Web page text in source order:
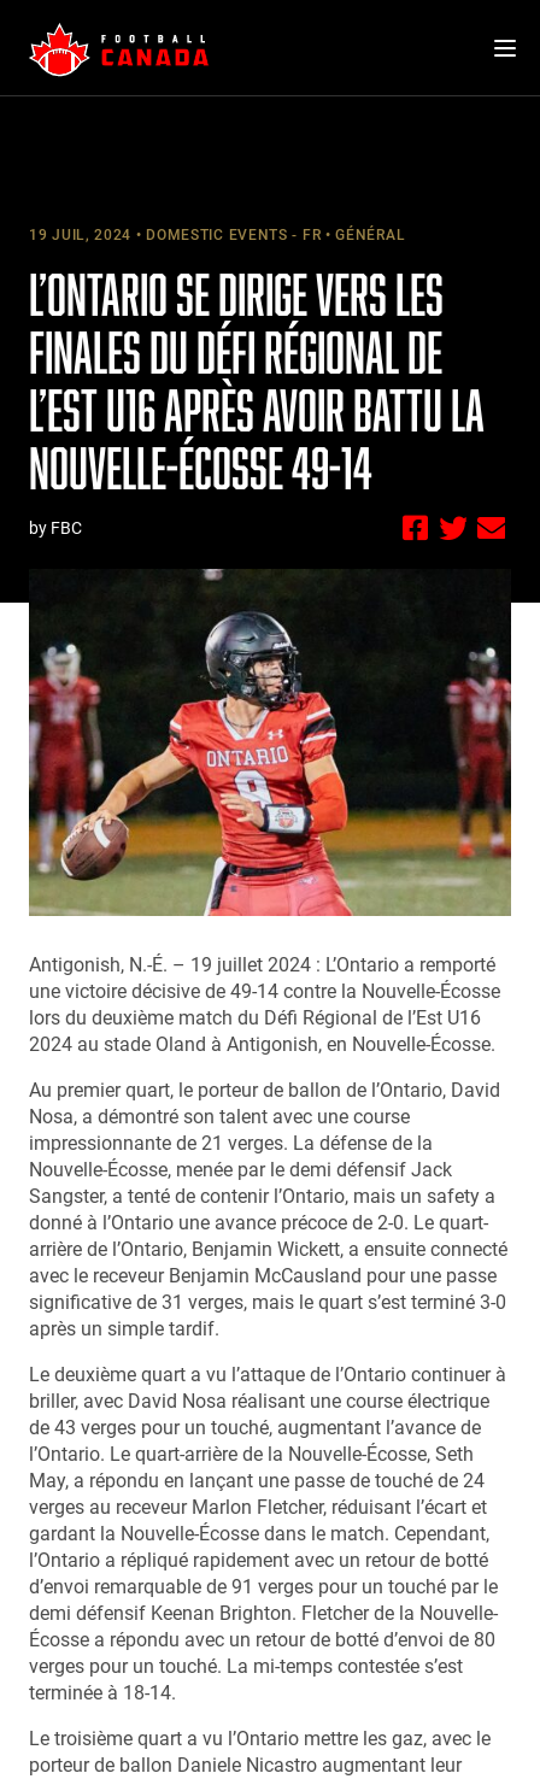
content
19 JUIL, 2024 DOMESTIC EVENTS - FR GÉNÉRAL
L’ONTARIO SE DIRIGE VERS LES
FINALES DU DÉFI RÉGIONAL DE
L’EST U16 APRÈS AVOIR BATTU LA
NOUVELLE-ÉCOSSE 49-14
by FBC
Antigonish, N.-É. – 19 juillet 2024 : L’Ontario a remporté
une victoire décisive de 49-14 contre la Nouvelle-Écosse
lors du deuxième match du Défi Régional de l’Est U16
2024 au stade Oland à Antigonish, en Nouvelle-Écosse.
Au premier quart, le porteur de ballon de l’Ontario, David
Nosa, a démontré son talent avec une course
impressionnante de 21 verges. La défense de la
Nouvelle-Écosse, menée par le demi défensif Jack
Sangster, a tenté de contenir l’Ontario, mais un safety a
donné à l’Ontario une avance précoce de 2-0. Le quart-
arrière de l’Ontario, Benjamin Wickett, a ensuite connecté
avec le receveur Benjamin McCausland pour une passe
significative de 31 verges, mais le quart s’est terminé 3-0
après un simple tardif.
Le deuxième quart a vu l’attaque de l’Ontario continuer à
briller, avec David Nosa réalisant une course électrique
de 43 verges pour un touché, augmentant l’avance de
l’Ontario. Le quart-arrière de la Nouvelle-Écosse, Seth
May, a répondu en lançant une passe de touché de 24
verges au receveur Marlon Fletcher, réduisant l’écart et
gardant la Nouvelle-Écosse dans le match. Cependant,
l’Ontario a répliqué rapidement avec un retour de botté
d’envoi remarquable de 91 verges pour un touché par le
demi défensif Keenan Brighton. Fletcher de la Nouvelle-
Écosse a répondu avec un retour de botté d’envoi de 80
verges pour un touché. La mi-temps contestée s’est
terminée à 18-14.
Le troisième quart a vu l’Ontario mettre les gaz, avec le
porteur de ballon Daniele Nicastro augmentant leur